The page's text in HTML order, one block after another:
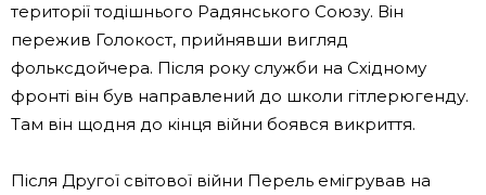
території тодішнього Радянського Союзу. Він
пережив Голокост, прийнявши вигляд
фольксдойчера. Після року служби на Східному
фронті він був направлений до школи гітлерюгенду.
Там він щодня до кінця війни боявся викриття.
Після Другої світової війни Перель емігрував на